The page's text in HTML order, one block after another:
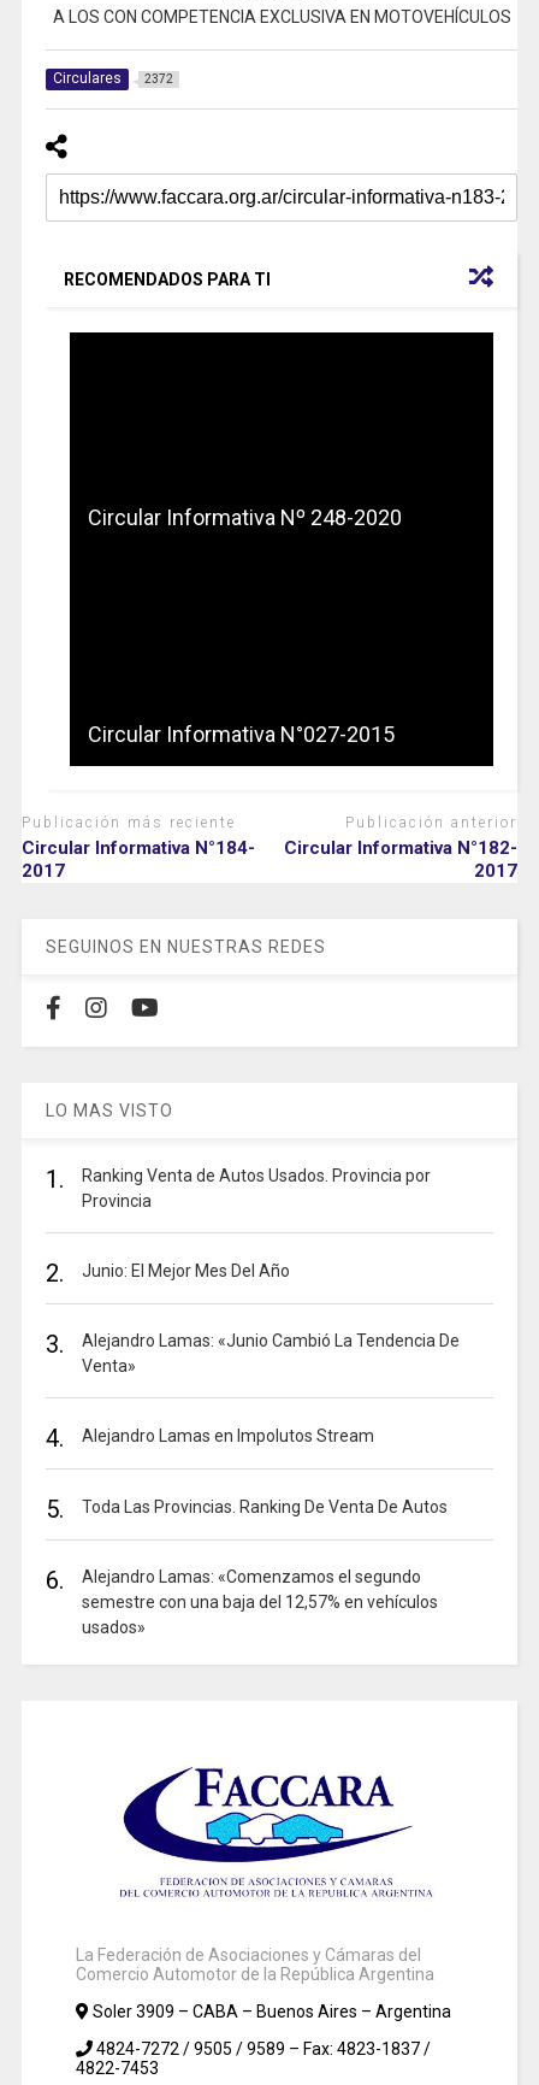
A LOS CON COMPETENCIA EXCLUSIVA EN MOTOVEHÍCULOS
Circulares 2372
RECOMENDADOS PARA TI
Circular Informativa Nº 248-2020
Circular Informativa N°027-2015
Publicación más reciente
Circular Informativa N°184-
2017
Publicación anterior
Circular Informativa N°182-
2017
SEGUINOS EN NUESTRAS REDES
LO MAS VISTO
1.
Ranking Venta de Autos Usados. Provincia por
Provincia
2. Junio: El Mejor Mes Del Año
3.
Alejandro Lamas: «Junio Cambió La Tendencia De
Venta»
4. Alejandro Lamas en Impolutos Stream
5. Toda Las Provincias. Ranking De Venta De Autos
6.
Alejandro Lamas: «Comenzamos el segundo
semestre con una baja del 12,57% en vehículos
usados»
La Federación de Asociaciones y Cámaras del
Comercio Automotor de la República Argentina
Soler 3909 – CABA – Buenos Aires – Argentina
4824-7272 / 9505 / 9589 – Fax: 4823-1837 /
4822-7453